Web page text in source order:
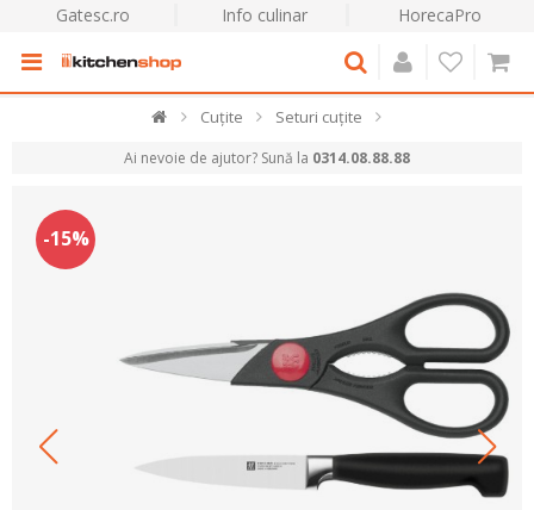
Gatesc.ro Info culinar HorecaPro
Cuțite Seturi cuțite
Ai nevoie de ajutor? Sună la 0314.08.88.88
-15%